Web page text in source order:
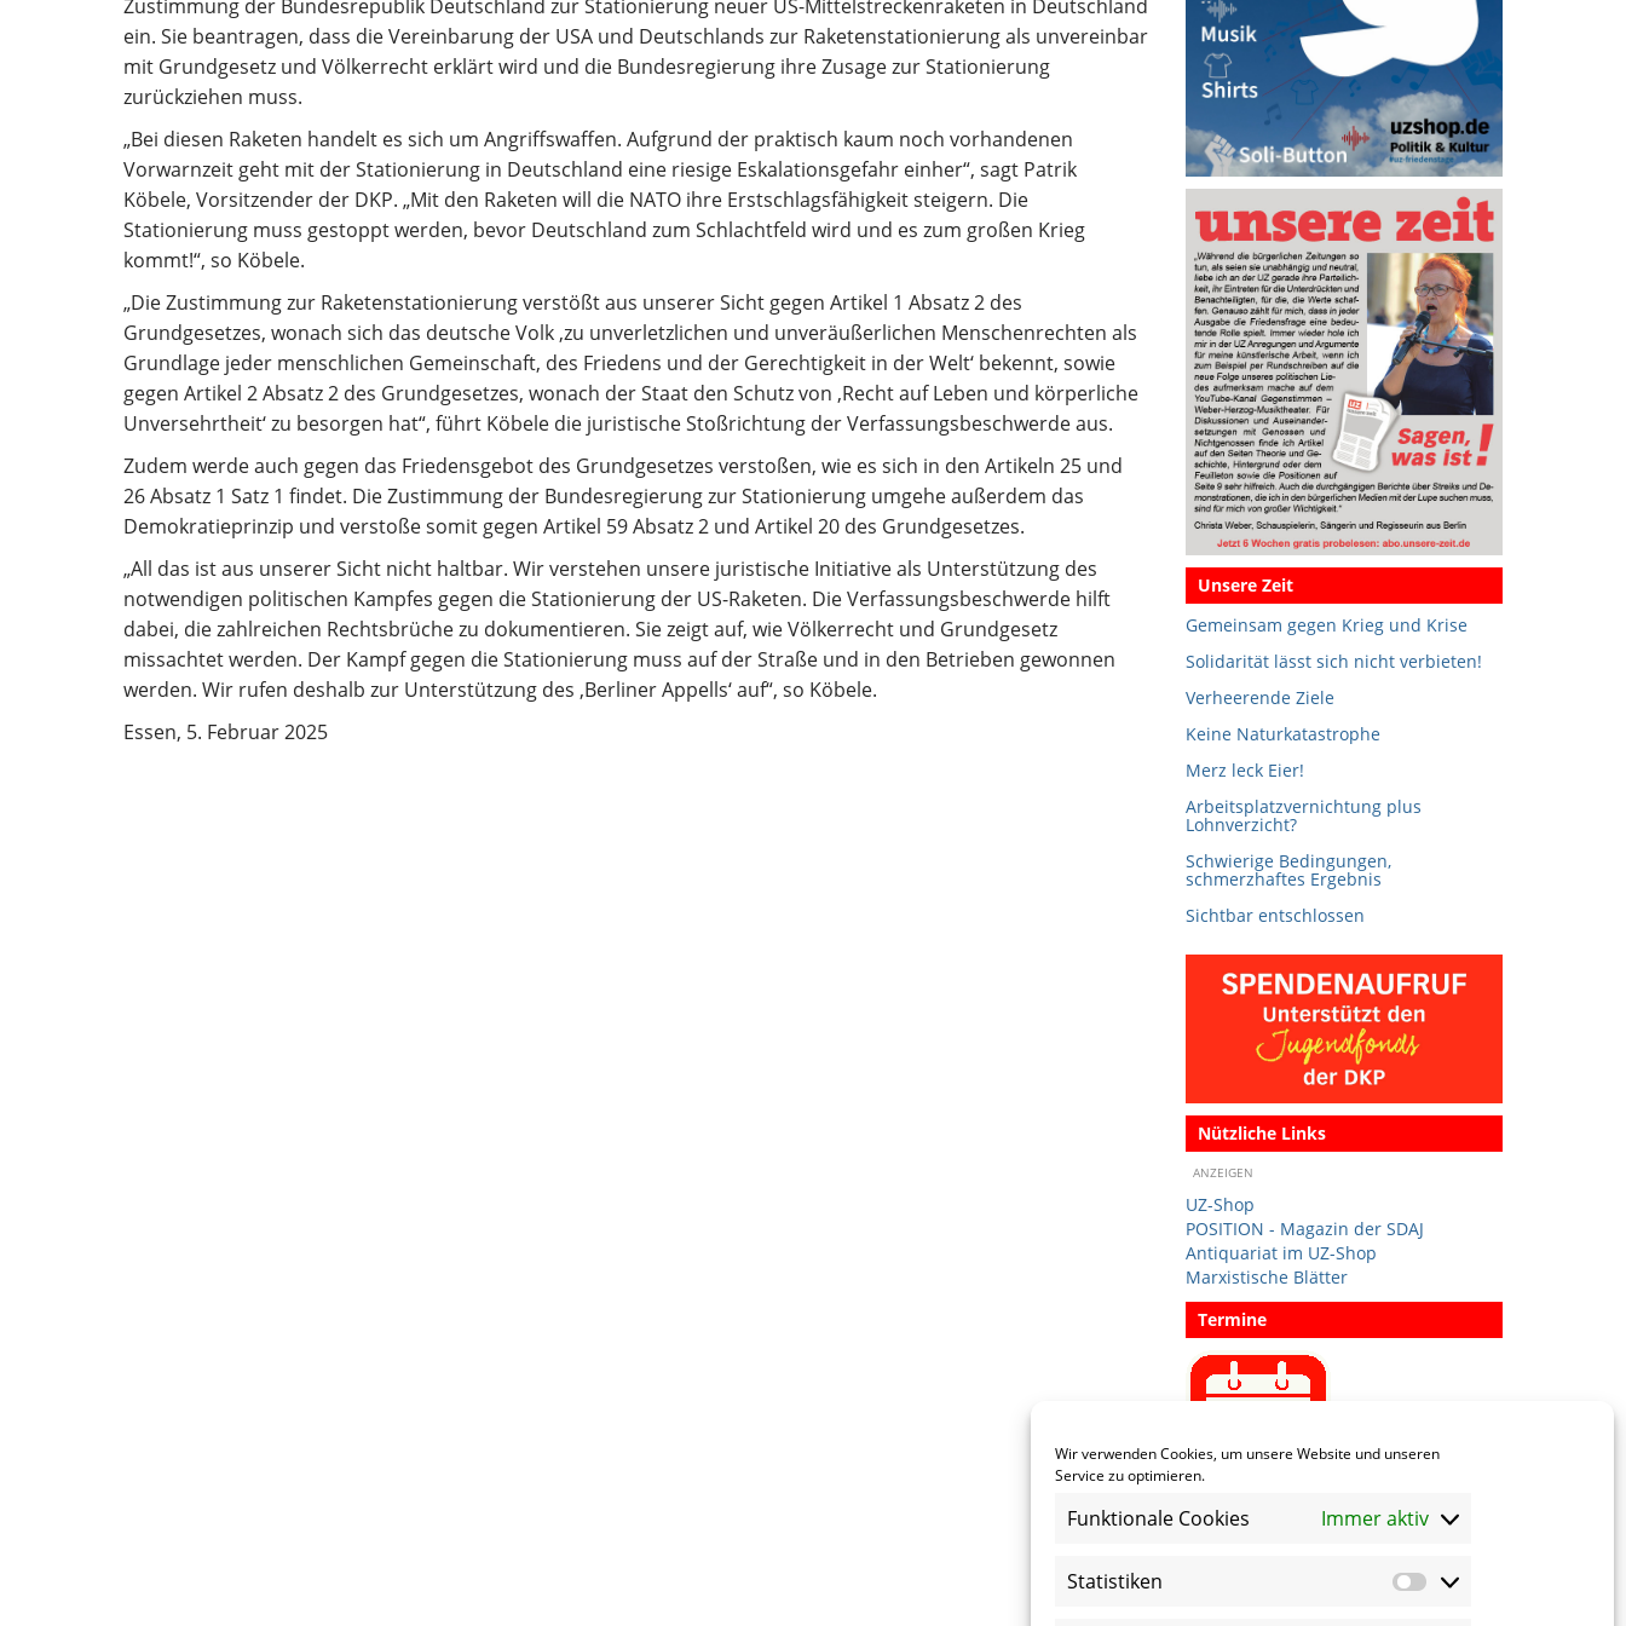
Wir verwenden Cookies, um unsere Website und unseren
Service zu optimieren.
Funktionale Cookies Immer aktiv
Statistiken Statistiken
Zustimmung der Bundesrepublik Deutschland zur Stationierung neuer US-Mittelstreckenraketen in Deutschland
ein. Sie beantragen, dass die Vereinbarung der USA und Deutschlands zur Raketenstationierung als unvereinbar
mit Grundgesetz und Völkerrecht erklärt wird und die Bundesregierung ihre Zusage zur Stationierung
zurückziehen muss.
„Bei diesen Raketen handelt es sich um Angriffswaffen. Aufgrund der praktisch kaum noch vorhandenen
Vorwarnzeit geht mit der Stationierung in Deutschland eine riesige Eskalationsgefahr einher“, sagt Patrik
Köbele, Vorsitzender der DKP. „Mit den Raketen will die NATO ihre Erstschlagsfähigkeit steigern. Die
Stationierung muss gestoppt werden, bevor Deutschland zum Schlachtfeld wird und es zum großen Krieg
kommt!“, so Köbele.
„Die Zustimmung zur Raketenstationierung verstößt aus unserer Sicht gegen Artikel 1 Absatz 2 des
Grundgesetzes, wonach sich das deutsche Volk ,zu unverletzlichen und unveräußerlichen Menschenrechten als
Grundlage jeder menschlichen Gemeinschaft, des Friedens und der Gerechtigkeit in der Welt‘ bekennt, sowie
gegen Artikel 2 Absatz 2 des Grundgesetzes, wonach der Staat den Schutz von ,Recht auf Leben und körperliche
Unversehrtheit‘ zu besorgen hat“, führt Köbele die juristische Stoßrichtung der Verfassungsbeschwerde aus.
Zudem werde auch gegen das Friedensgebot des Grundgesetzes verstoßen, wie es sich in den Artikeln 25 und
26 Absatz 1 Satz 1 findet. Die Zustimmung der Bundesregierung zur Stationierung umgehe außerdem das
Demokratieprinzip und verstoße somit gegen Artikel 59 Absatz 2 und Artikel 20 des Grundgesetzes.
„All das ist aus unserer Sicht nicht haltbar. Wir verstehen unsere juristische Initiative als Unterstützung des
notwendigen politischen Kampfes gegen die Stationierung der US-Raketen. Die Verfassungsbeschwerde hilft
dabei, die zahlreichen Rechtsbrüche zu dokumentieren. Sie zeigt auf, wie Völkerrecht und Grundgesetz
missachtet werden. Der Kampf gegen die Stationierung muss auf der Straße und in den Betrieben gewonnen
werden. Wir rufen deshalb zur Unterstützung des ,Berliner Appells‘ auf“, so Köbele.
Essen, 5. Februar 2025
Unsere Zeit
Gemeinsam gegen Krieg und Krise
Solidarität lässt sich nicht verbieten!
Verheerende Ziele
Keine Naturkatastrophe
Merz leck Eier!
Arbeitsplatzvernichtung plus
Lohnverzicht?
Schwierige Bedingungen,
schmerzhaftes Ergebnis
Sichtbar entschlossen
Nützliche Links
ANZEIGEN
UZ-Shop
POSITION - Magazin der SDAJ
Antiquariat im UZ-Shop
Marxistische Blätter
Termine
Sprachen